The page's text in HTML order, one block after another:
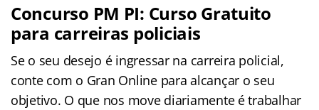
Concurso PM PI: Curso Gratuito
para carreiras policiais
Se o seu desejo é ingressar na carreira policial,
conte com o Gran Online para alcançar o seu
objetivo. O que nos move diariamente é trabalhar